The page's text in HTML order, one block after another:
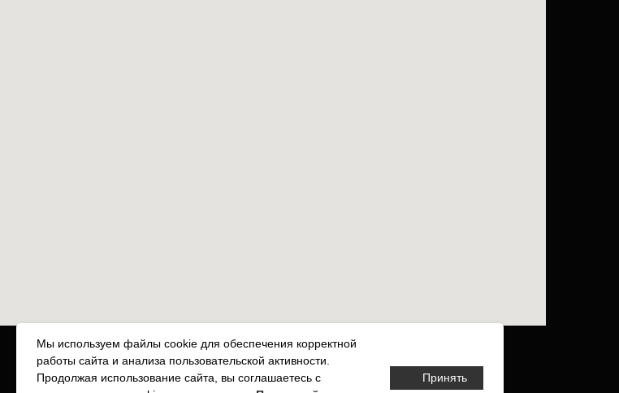
Мы используем файлы cookie для обеспечения корректной
работы сайта и анализа пользовательской активности.
Продолжая использование сайта, вы соглашаетесь с
Принять